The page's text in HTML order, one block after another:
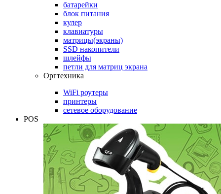
батарейки
блок питания
кулер
клавиатуры
матрицы(экраны)
SSD накопители
шлейфы
петли для матриц экрана
Оргтехника
WiFi роутеры
принтеры
сетевое оборудование
POS